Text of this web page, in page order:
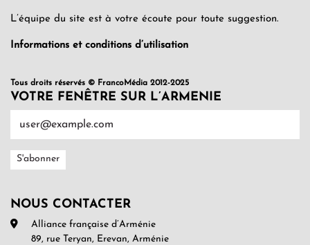
L’équipe du site est à votre écoute pour toute suggestion.
Informations et conditions d’utilisation
Tous droits réservés © FrancoMédia 2012-2025
VOTRE FENÊTRE SUR L’ARMENIE
NOUS CONTACTER
Alliance française d’Arménie
89, rue Teryan, Erevan, Arménie